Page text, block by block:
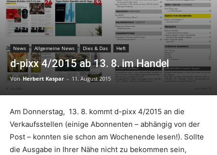
News Allgemeine News Dies & Das Heft
d-pixx 4/2015 ab 13. 8. im Handel
Von Herbert Kaspar - 11. August 2015
Am Donnerstag, 13. 8. kommt d-pixx 4/2015 an die
Verkaufsstellen (einige Abonnenten – abhängig von der
Post – konnten sie schon am Wochenende lesen!). Sollte
die Ausgabe in Ihrer Nähe nicht zu bekommen sein,